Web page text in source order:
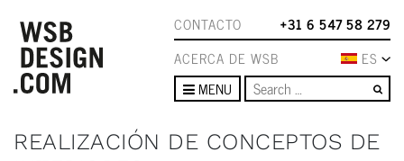
CONTACTO
+31 6 547 58 279
ACERCA DE WSB
ES
MENU
REALIZACIÓN DE CONCEPTOS DE